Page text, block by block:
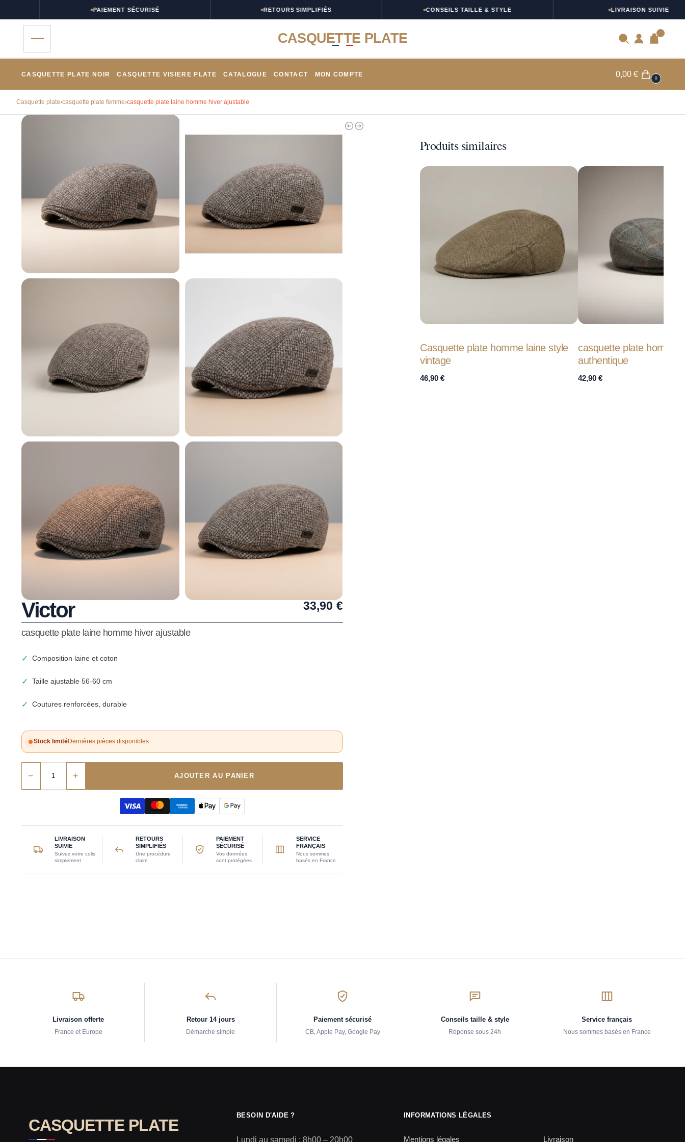
PAIEMENT SÉCURISÉ RETOURS SIMPLIFIÉS CONSEILS TAILLE & STYLE LIVRAISON SUIVIE
CASQUETTE PLATE
CASQUETTE PLATE NOIR CASQUETTE VISIERE PLATE CATALOGUE CONTACT MON COMPTE 0,00€ 0
Casquette plate›casquette plate femme›casquette plate laine homme hiver ajustable
Victor 33,90 €
casquette plate laine homme hiver ajustable
✓ Composition laine et coton
✓ Taille ajustable 56-60 cm
✓ Coutures renforcées, durable
Stock limitéDernières pièces disponibles
− + AJOUTER AU PANIER
LIVRAISON
SUIVIE
Suivez votre colis
simplement
RETOURS
SIMPLIFIÉS
Une procédure
claire
PAIEMENT
SÉCURISÉ
Vos données
sont protégées
SERVICE
FRANÇAIS
Nous sommes
basés en France
Produits similaires
Casquette plate homme laine style
vintage
46,90€
casquette plate homme
authentique
42,90€
Livraison offerte
France et Europe
Retour 14 jours
Démarche simple
Paiement sécurisé
CB, Apple Pay, Google Pay
Conseils taille & style
Réponse sous 24h
Service français
Nous sommes basés en France
CASQUETTE PLATE
BESOIN D'AIDE ?
Lundi au samedi : 8h00 – 20h00
INFORMATIONS LÉGALES
Mentions légales Livraison